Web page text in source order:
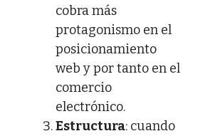
cobra más
protagonismo en el
posicionamiento
web y por tanto en el
comercio
electrónico.
Estructura: cuando